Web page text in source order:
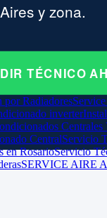
por Radiadores
inverter
CentralServicio
en RosarioServicio
SERVICE AIRE
Aires y zona.
TÉCNICO